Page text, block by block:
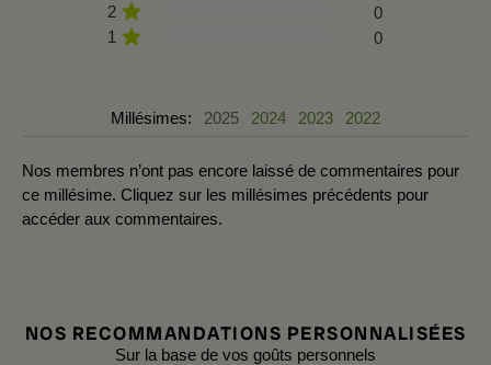
2
0
1
0
Millésimes: 2025 2024 2023 2022
Nos membres n’ont pas encore laissé de commentaires pour
ce millésime. Cliquez sur les millésimes précédents pour
accéder aux commentaires.
NOS RECOMMANDATIONS PERSONNALISÉES
Sur la base de vos goûts personnels